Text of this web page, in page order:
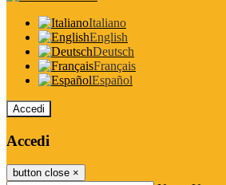
Italiano
English
Deutsch
Français
Español
Accedi
Accedi
button close ×